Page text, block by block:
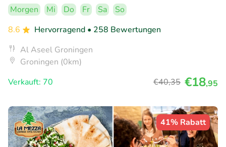
Morgen Mi Do Fr Sa
So
8.6
Hervorragend • 258 Bewertungen
Al Aseel Groningen
Groningen (0km)
Verkauft: 70
€40,35 €18,95
41% Rabatt